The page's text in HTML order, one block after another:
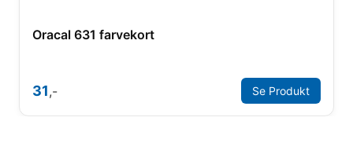
Oracal 631 farvekort
31,- Se Produkt